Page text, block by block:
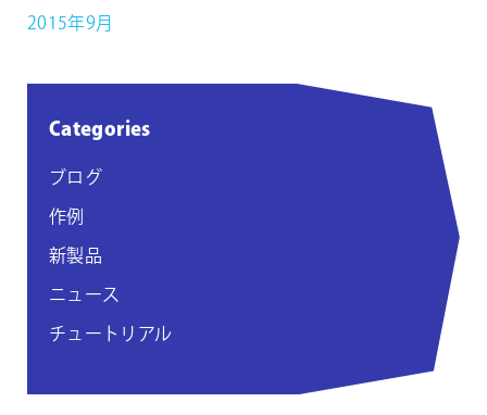
2015年9月
Categories
ブログ
作例
新製品
ニュース
チュートリアル